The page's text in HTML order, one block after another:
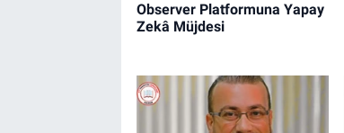
Observer Platformuna Yapay
Zekâ Müjdesi